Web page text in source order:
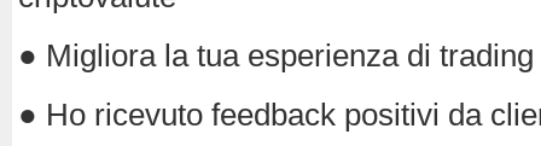
● Migliora la tua esperienza di
● Ho ricevuto feedback positivi da